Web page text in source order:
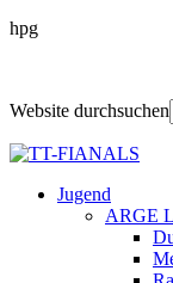
hpg
Website durchsuchen
Jugend
ARGE